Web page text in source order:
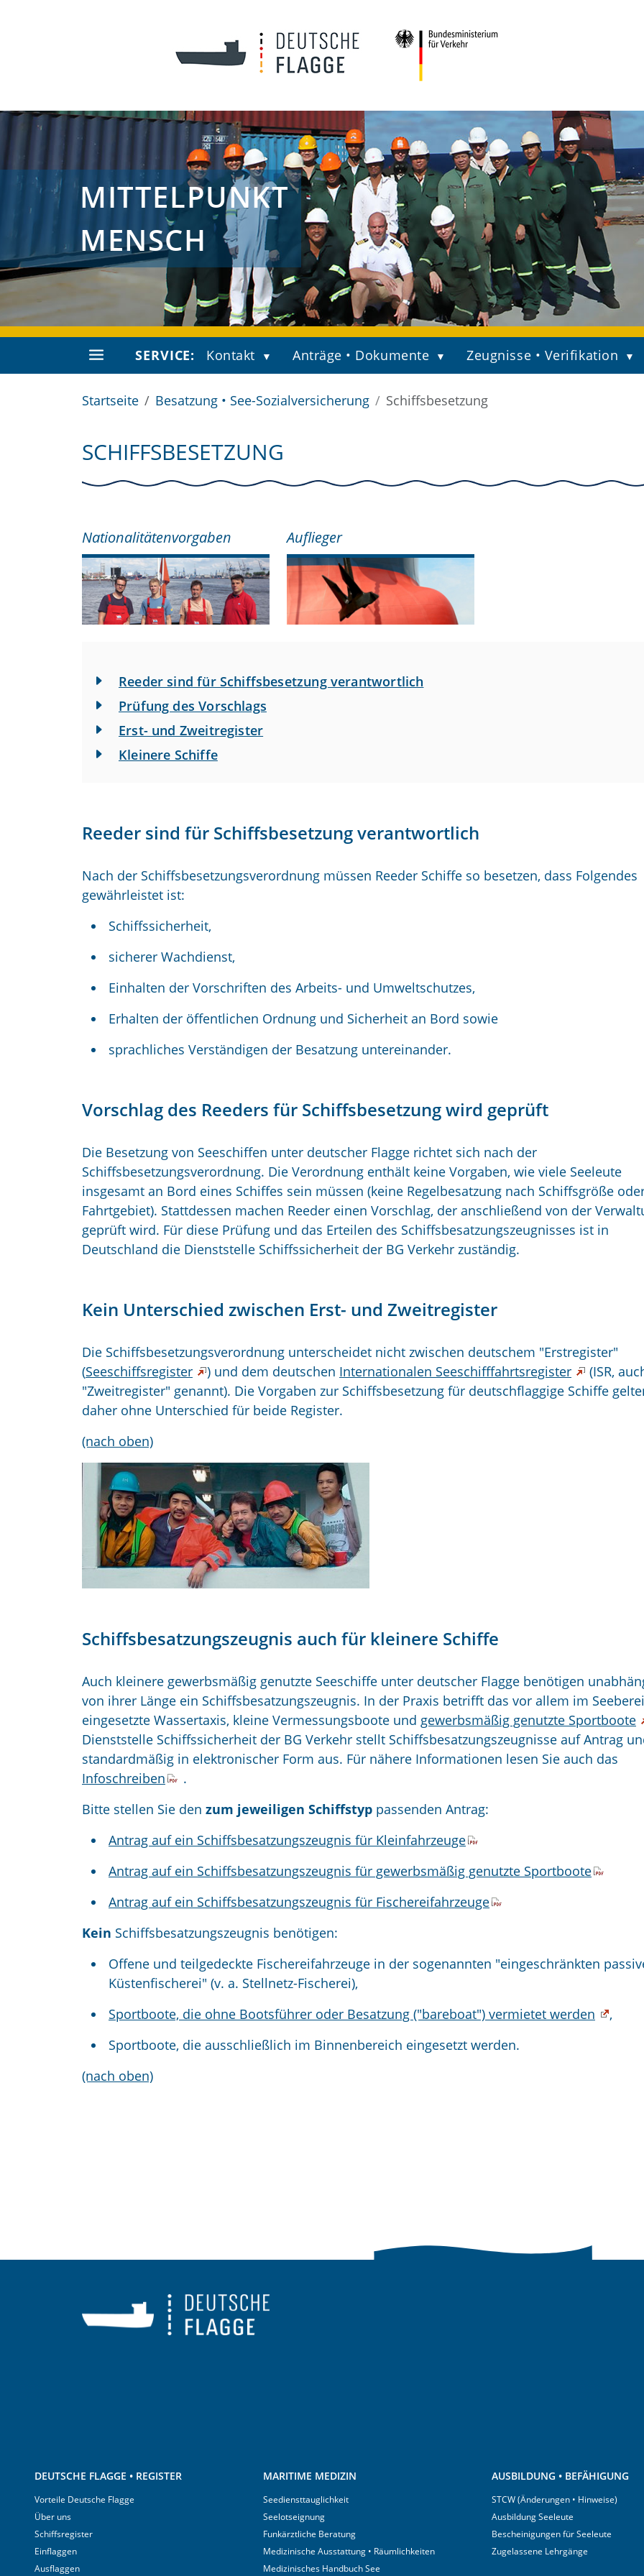
MITTELPUNKT
MENSCH
SERVICE: Kontakt Anträge • Dokumente Zeugnisse • Verifikation
Startseite Besatzung • See-Sozialversicherung Schiffsbesetzung
SCHIFFSBESETZUNG
Nationalitätenvorgaben Auflieger
Reeder sind für Schiffsbesetzung verantwortlich
Prüfung des Vorschlags
Erst- und Zweitregister
Kleinere Schiffe
Reeder sind für Schiffsbesetzung verantwortlich
Nach der Schiffsbesetzungsverordnung müssen Reeder Schiffe so besetzen, dass Folgendes
gewährleistet ist:
Schiffssicherheit,
sicherer Wachdienst,
Einhalten der Vorschriften des Arbeits- und Umweltschutzes,
Erhalten der öffentlichen Ordnung und Sicherheit an Bord sowie
sprachliches Verständigen der Besatzung untereinander.
Vorschlag des Reeders für Schiffsbesetzung wird geprüft
Die Besetzung von Seeschiffen unter deutscher Flagge richtet sich nach der
Schiffsbesetzungsverordnung. Die Verordnung enthält keine Vorgaben, wie viele Seeleute
insgesamt an Bord eines Schiffes sein müssen (keine Regelbesatzung nach Schiffsgröße
Fahrtgebiet). Stattdessen machen Reeder einen Vorschlag, der anschließend von der
geprüft wird. Für diese Prüfung und das Erteilen des Schiffsbesatzungszeugnisses ist in
Deutschland die Dienststelle Schiffssicherheit der BG Verkehr zuständig.
Kein Unterschied zwischen Erst- und Zweitregister
Die Schiffsbesetzungsverordnung unterscheidet nicht zwischen deutschem "Erstregister"
(Seeschiffsregister ) und dem deutschen Internationalen Seeschifffahrtsregister
(ISR,
"Zweitregister" genannt). Die Vorgaben zur Schiffsbesetzung für deutschflaggige Schiffe
daher ohne Unterschied für beide Register.
(nach oben)
Schiffsbesatzungszeugnis auch für kleinere Schiffe
Auch kleinere gewerbsmäßig genutzte Seeschiffe unter deutscher Flagge benötigen
von ihrer Länge ein Schiffsbesatzungszeugnis. In der Praxis betrifft das vor allem im
eingesetzte Wassertaxis, kleine Vermessungsboote und gewerbsmäßig genutzte Sportboote
Dienststelle Schiffssicherheit der BG Verkehr stellt Schiffsbesatzungszeugnisse auf Antrag
standardmäßig in elektronischer Form aus. Für nähere Informationen lesen Sie auch das
Infoschreiben
.
Bitte stellen Sie den zum jeweiligen Schiffstyp passenden Antrag:
Antrag auf ein Schiffsbesatzungszeugnis für Kleinfahrzeuge
Antrag auf ein Schiffsbesatzungszeugnis für gewerbsmäßig genutzte Sportboote
Antrag auf ein Schiffsbesatzungszeugnis für Fischereifahrzeuge
Kein Schiffsbesatzungszeugnis benötigen:
Offene und teilgedeckte Fischereifahrzeuge in der sogenannten "eingeschränkten
Küstenfischerei" (v. a. Stellnetz-Fischerei),
Sportboote, die ohne Bootsführer oder Besatzung ("bareboat") vermietet werden
,
Sportboote, die ausschließlich im Binnenbereich eingesetzt werden.
(nach oben)
DEUTSCHE FLAGGE • REGISTER
Vorteile Deutsche Flagge
Über uns
Schiffsregister
Einflaggen
Ausflaggen
MARITIME MEDIZIN
Seediensttauglichkeit
Seelotseignung
Funkärztliche Beratung
Medizinische Ausstattung • Räumlichkeiten
Medizinisches Handbuch See
AUSBILDUNG • BEFÄHIGUNG
STCW (Änderungen • Hinweise)
Ausbildung Seeleute
Bescheinigungen für Seeleute
Zugelassene Lehrgänge